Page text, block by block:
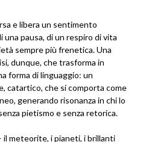
e libera un sentimento
pausa, di un respiro di vita
sempre più frenetica. Una
dunque, che trasforma in
forma di linguaggio: un
catartico, che si comporta come
generando risonanza in chi lo
pietismo e senza retorica.
il meteorite, i pianeti, i brillanti